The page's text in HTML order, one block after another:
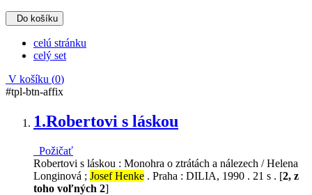
Do košíku
celú stránku
celý set
V košíku (0)
#tpl-btn-affix
1.Robertovi s láskou
Požičať
Robertovi s láskou : Monohra o ztrátách a nálezech / Helena
Longinová ; Josef Henke . Praha : DILIA, 1990 . 21 s . [2, z
toho voľných 2]